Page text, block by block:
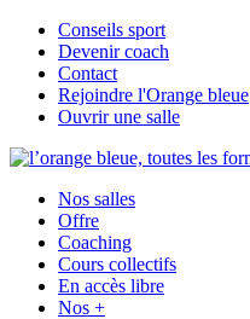
Conseils sport
Devenir coach
Contact
Rejoindre l'Orange bleue
Ouvrir une salle
Nos salles
Offre
Coaching
Cours collectifs
En accès libre
Nos +